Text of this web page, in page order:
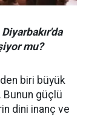
mu?
biri büyük
Bunun güçlü
dini inanç ve